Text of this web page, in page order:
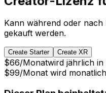
Kann während oder
gekauft werden.
Create Starter Create XR
$66/Monatwird jährlich in
$99/Monat wird